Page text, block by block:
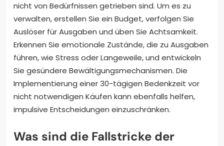
nicht von Bedürfnissen getrieben sind. Um es zu
verwalten, erstellen Sie ein Budget, verfolgen Sie
Auslöser für Ausgaben und üben Sie Achtsamkeit.
Erkennen Sie emotionale Zustände, die zu Ausgaben
führen, wie Stress oder Langeweile, und entwickeln
Sie gesündere Bewältigungsmechanismen. Die
Implementierung einer 30-tägigen Bedenkzeit vor
nicht notwendigen Käufen kann ebenfalls helfen,
impulsive Entscheidungen einzuschränken.
Was sind die Fallstricke der